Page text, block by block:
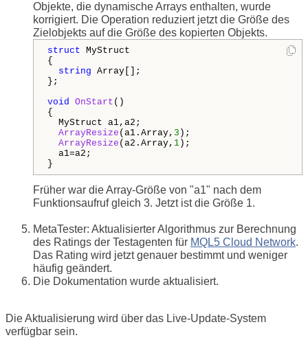
Objekte, die dynamische Arrays enthalten, wurde
korrigiert. Die Operation reduziert jetzt die Größe des
Zielobjekts auf die Größe des kopierten Objekts.
struct MyStruct
{
string Array[];
};
void OnStart ()
{
MyStruct a1,a2;
ArrayResize (a1.Array, 3 );
ArrayResize (a2.Array, 1 );
a1=a2;
}
Früher war die Array-Größe von "a1" nach dem
Funktionsaufruf gleich 3. Jetzt ist die Größe 1.
MetaTester: Aktualisierter Algorithmus zur Berechnung
des Ratings der Testagenten für MQL5 Cloud Network.
Das Rating wird jetzt genauer bestimmt und weniger
häufig geändert.
Die Dokumentation wurde aktualisiert.
Die Aktualisierung wird über das Live-Update-System
verfügbar sein.